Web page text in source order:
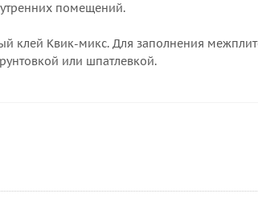
помещений.
Квик-микс. Для заполнения
или шпатлевкой.